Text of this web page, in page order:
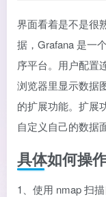
界面看着是不是很
据，Grafana 是一
序平台。用户配置
浏览器里显示数据
的扩展功能。扩展
自定义自己的数据
具体如何操
1、使用 nmap 扫